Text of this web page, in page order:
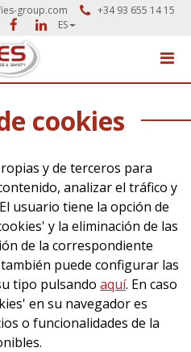
group.com
+34 93 655 14 15
ES
cookies
y de terceros para
analizar el tráfico y
usuario tiene la opción de
y la eliminación de las
de la correspondiente
puede configurar las
tipo pulsandoaquí. En caso
en su navegador es
o funcionalidades de la